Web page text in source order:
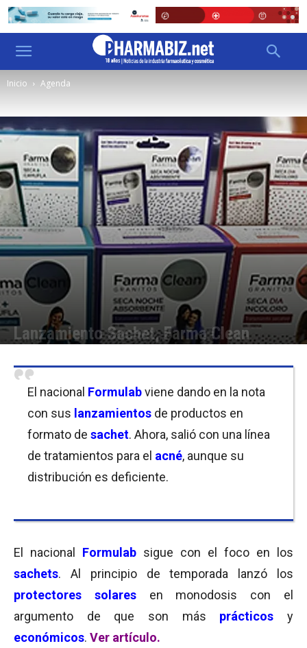
Inicio Agenda
Lanzamiento Sachet, Farma Clean
El nacional Formulabviene dando en la nota
con sus lanzamientos de productos en
formato de sachet. Ahora, salió con una línea
de tratamientos para el acné, aunque su
distribución es deficiente.
El nacional Formulab sigue con el foco en los
sachets. Al principio de temporada lanzó los
protectores solaresen monodosis con el
argumento de que son más prácticos y
económicos. Ver artículo.